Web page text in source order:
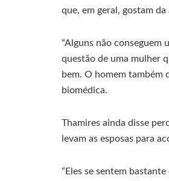
que, em geral, gostam
“Alguns não conseguem
questão de uma mulher
bem. O homem também
biomédica.
Thamires ainda disse
levam as esposas para
“Eles se sentem